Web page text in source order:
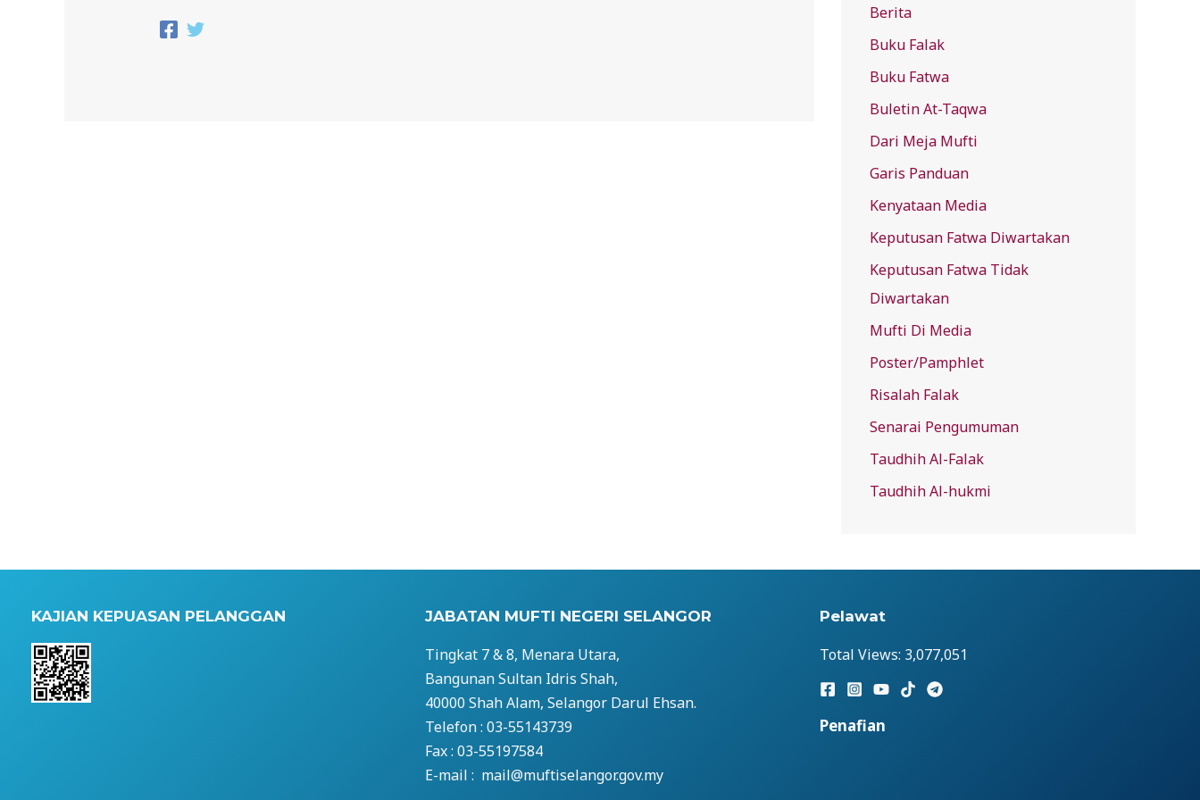
f
o
r
:
Berita
Buku Falak
Buku Fatwa
Buletin At-Taqwa
Dari Meja Mufti
Garis Panduan
Kenyataan Media
Keputusan Fatwa Diwartakan
Keputusan Fatwa Tidak
Diwartakan
Mufti Di Media
Poster/Pamphlet
Risalah Falak
Senarai Pengumuman
Taudhih Al-Falak
Taudhih Al-hukmi
KAJIAN KEPUASAN PELANGGAN JABATAN MUFTI NEGERI SELANGOR
Tingkat 7 & 8, Menara Utara,
Bangunan Sultan Idris Shah,
40000 Shah Alam, Selangor Darul Ehsan.
Telefon : 03-55143739
Fax : 03-55197584
E-mail : mail@muftiselangor.gov.my
Pelawat
Total Views: 3,077,051
Penafian